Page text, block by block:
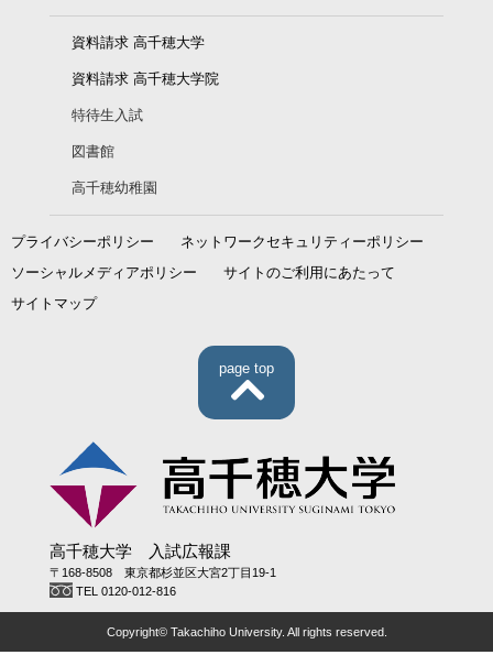
資料請求 高千穂大学
資料請求 高千穂大学院
特待生入試
図書館
高千穂幼稚園
プライバシーポリシー
ネットワークセキュリティーポリシー
ソーシャルメディアポリシー
サイトのご利用にあたって
サイトマップ
page top
高千穂大学 入試広報課
〒168-8508 東京都杉並区大宮2丁目19-1
TEL 0120-012-816
Copyright© Takachiho University. All rights reserved.